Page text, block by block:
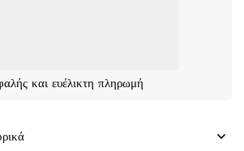
και ευέλικτη πληρωμή